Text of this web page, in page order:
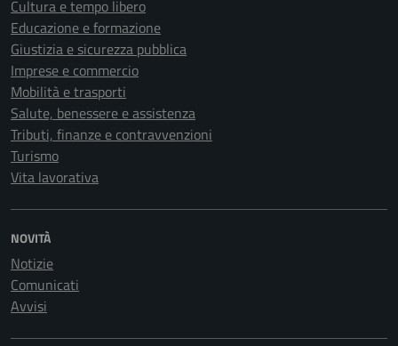
Cultura e tempo libero
Educazione e formazione
Giustizia e sicurezza pubblica
Imprese e commercio
Mobilità e trasporti
Salute, benessere e assistenza
Tributi, finanze e contravvenzioni
Turismo
Vita lavorativa
NOVITÀ
Notizie
Comunicati
Avvisi